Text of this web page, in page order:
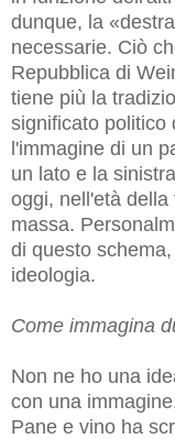
dunque, la
necessarie. Ciò
Repubblica di
tiene più la
significato politico
l'immagine di un
un lato e la
oggi, nell'età
massa.
di questo
ideologia.
Come immagina
Non ne ho una
con una
Pane e vino ha